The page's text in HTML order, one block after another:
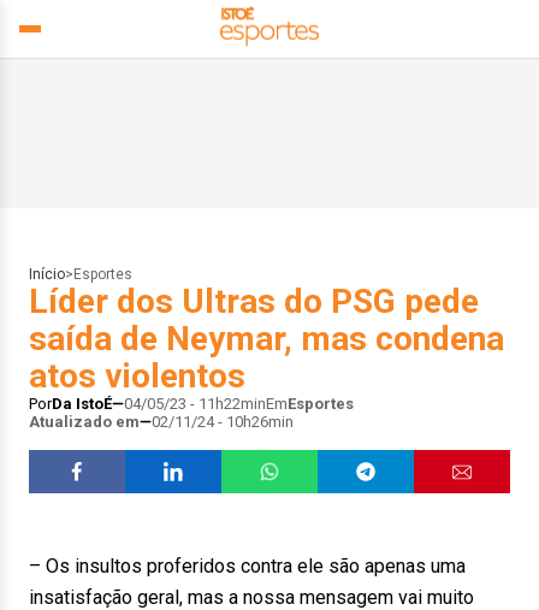
Início> Esportes
Líder dos Ultras do PSG pede
saída de Neymar, mas condena
atos violentos
PorDa IstoÉ 04/05/23 - 11h22minEmEsportes
Atualizado em
02/11/24 - 10h26min
– Os insultos proferidos contra ele são apenas uma
insatisfação geral, mas a nossa mensagem vai muito